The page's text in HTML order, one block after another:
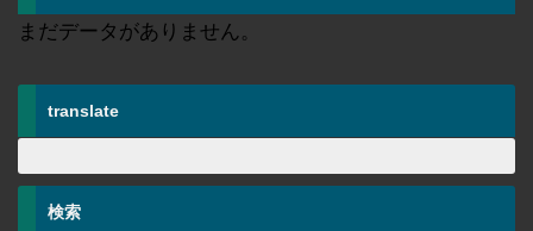
まだデータがありません。
translate
検索